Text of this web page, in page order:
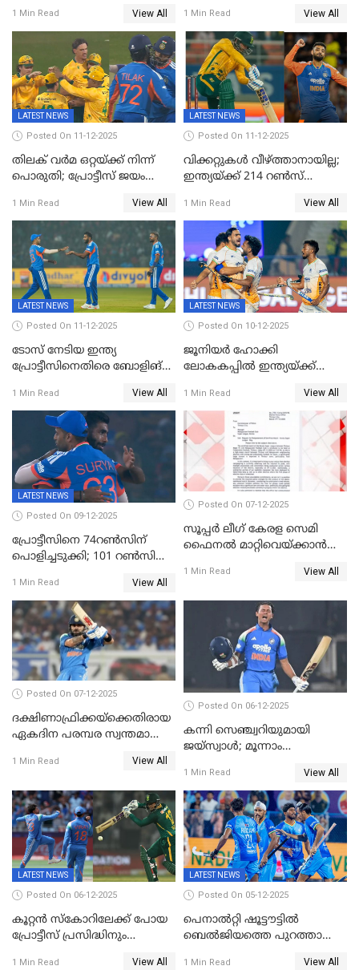
കോടിക്ക് ഡൽഹിയിൽ;
മലയാളി താരം വിഘ്നേഷ്
പുത്തുർ രാജസ്ഥാനിൽ
1 Min Read View All
ബംഗളൂരുവില്‍; ക്വിന്റണ്‍ ഡി
കോക്ക് മുംബൈ
ഇന്ത്യന്‍സില്‍; 25കോടിക്ക്
കാമറൂൺ ഗ്രീൻ
കൊൽക്കത്തയിൽ
1 Min Read View All
LATEST NEWS
Posted On 11-12-2025
തിലക് വർമ ഒറ്റയ്ക്ക് നിന്ന്
പൊരുതി; പ്രോട്ടീസ് ജയം
1 Min Read View All
LATEST NEWS
Posted On 11-12-2025
വിക്കറ്റുകൾ വീഴ്ത്താനായില്ല;
ഇന്ത്യയ്ക്ക് 214 റൺസ്
ഡികോക്ക് കസറി
1 Min Read View All
LATEST NEWS
Posted On 11-12-2025
ടോസ് നേടിയ ഇന്ത്യ
പ്രോട്ടീസിനെതിരെ ബോളിങ്
1 Min Read View All
LATEST NEWS
Posted On 10-12-2025
ജൂനിയര്‍ ഹോക്കി
ലോകകപ്പിൽ ഇന്ത്യയ്ക്ക്
1 Min Read View All
LATEST NEWS
Posted On 09-12-2025
പ്രോട്ടീസിനെ 74റൺസിന്‌
പൊളിച്ചടുക്കി; 101 റൺസിന്റെ
വിക്കറ്റ് തികയ്ക്കുന്ന
താരമായി ബുമ്ര
1 Min Read View All
Posted On 07-12-2025
സൂപ്പർ ലീഗ് കേരള സെമി
ഫൈനൽ മാറ്റിവെയ്ക്കാൻ
1 Min Read View All
Posted On 07-12-2025
ദക്ഷിണാഫ്രിക്കയ്‌ക്കെതിരായ
ഏകദിന പരമ്പര സ്വന്തമാക്കി
1 Min Read View All
Posted On 06-12-2025
കന്നി സെഞ്ച്വറിയുമായി
ജയ്‌സ്വാൾ; മൂന്നാം
പ്രോട്ടീസിനെതിരെ ജയം,
പരമ്പര
1 Min Read View All
LATEST NEWS
Posted On 06-12-2025
കൂറ്റൻ സ്കോറിലേക്ക് പോയ
പ്രോട്ടീസ് പ്രസിദ്ധിനും
1 Min Read View All
LATEST NEWS
Posted On 05-12-2025
പെനാൽറ്റി ഷൂട്ടൗട്ടിൽ
ബെൽജിയത്തെ പുറത്താക്കി;
1 Min Read View All